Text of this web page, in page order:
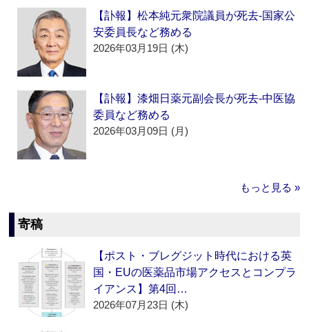
【訃報】松本純元衆院議員が死去‐国家公
安委員長など務める
2026年03月19日 (木)
【訃報】漆畑日薬元副会長が死去‐中医協
委員など務める
2026年03月09日 (月)
もっと見る »
寄稿
【ポスト・ブレグジット時代における英
国・EUの医薬品市場アクセスとコンプラ
イアンス】第4回…
2026年07月23日 (木)